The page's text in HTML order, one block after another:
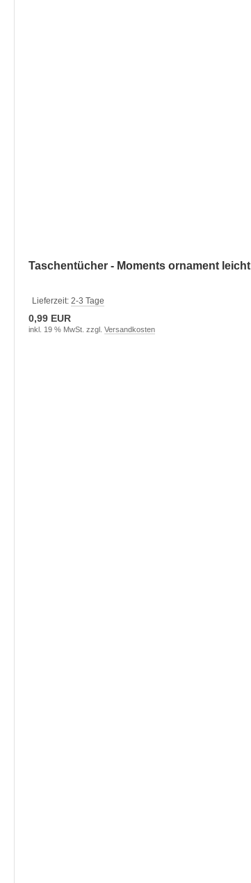
Taschentücher - Moments ornament
Lieferzeit: 2-3 Tage
0,99 EUR
inkl. 19 % MwSt. zzgl. Versandkosten